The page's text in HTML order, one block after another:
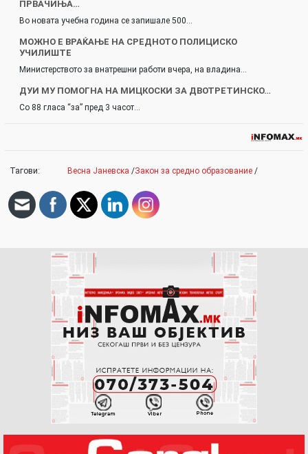
ПРВАЧИЊА…
Во новата учебна година се запишале 500…
МОЖНО Е ВРАЌАЊЕ НА СРЕДНОТО ПОЛИЦИСКО
УЧИЛИШТЕ
Министерството за внатрешни работи вчера, на владина…
ДУИ МУ ПОМОГНА НА МИЦКОСКИ ЗА ДВОТРЕТИНСКО…
Со 88 гласа “за” пред 3 часот…
Тагови: Весна Јаневска /Закон за средно образование /